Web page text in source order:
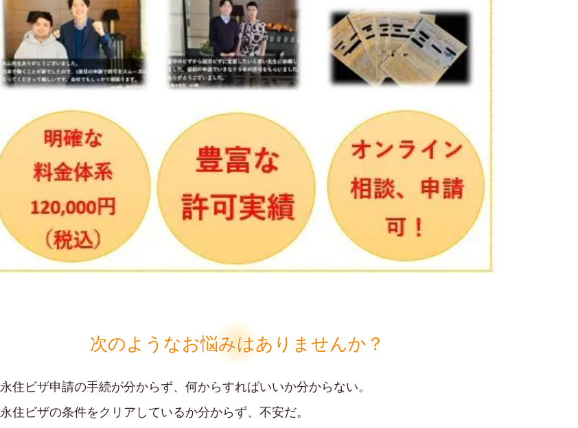
次のようなお悩みはありませんか？
永住ビザ申請の手続が分からず、何からすればいいか分からない。
永住ビザの条件をクリアしているか分からず、不安だ。